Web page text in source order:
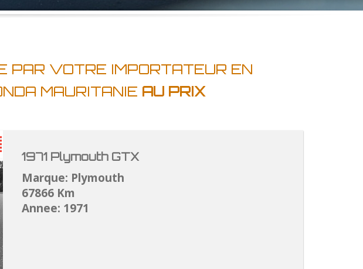
PAR VOTRE IMPORTATEUR EN
MAURITANIE AU PRIX
1971 Plymouth GTX
Marque: Plymouth
67866 Km
Annee: 1971